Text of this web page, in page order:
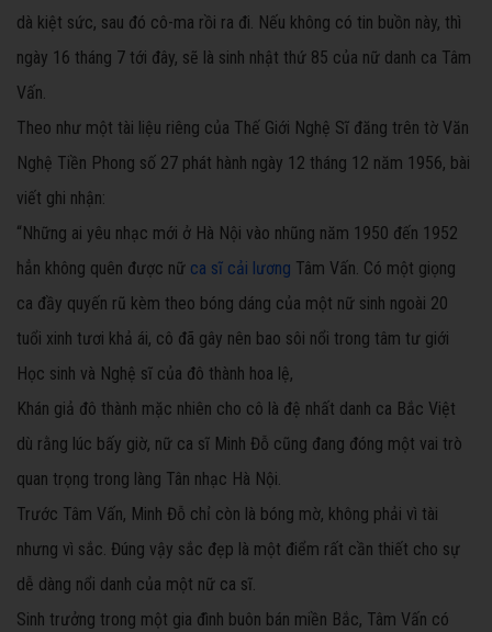
dà kiệt sức, sau đó cô-ma rồi ra đi. Nếu không có tin buồn này, thì
ngày 16 tháng 7 tới đây, sẽ là sinh nhật thứ 85 của nữ danh ca Tâm
Vấn.
Theo như một tài liệu riêng của Thế Giới Nghệ Sĩ đăng trên tờ Văn
Nghệ Tiền Phong số 27 phát hành ngày 12 tháng 12 năm 1956, bài
viết ghi nhận:
“Những ai yêu nhạc mới ở Hà Nội vào nhũng năm 1950 đến 1952
hẳn không quên được nữ ca sĩ cải lương Tâm Vấn. Có một giọng
ca đầy quyến rũ kèm theo bóng dáng của một nữ sinh ngoài 20
tuổi xinh tươi khả ái, cô đã gây nên bao sôi nổi trong tâm tư giới
Học sinh và Nghệ sĩ của đô thành hoa lệ,
Khán giả đô thành mặc nhiên cho cô là đệ nhất danh ca Bắc Việt
dù rằng lúc bấy giờ, nữ ca sĩ Minh Đỗ cũng đang đóng một vai trò
quan trọng trong làng Tân nhạc Hà Nội.
Trước Tâm Vấn, Minh Đỗ chỉ còn là bóng mờ, không phải vì tài
nhưng vì sắc. Đúng vậy sắc đẹp là một điểm rất cần thiết cho sự
dễ dàng nổi danh của một nữ ca sĩ.
Sinh trưởng trong một gia đình buôn bán miền Bắc, Tâm Vấn có